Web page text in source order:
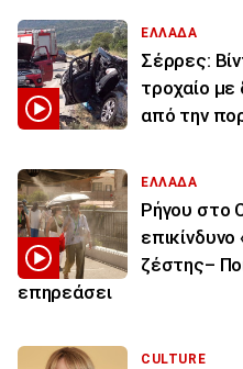
ΕΛΛΑΔΑ
Σέρρες:
τροχαίο
από την
ΕΛΛΑΔΑ
Ρήγου στο
ζέστης–
επηρεάσει
CULTURE